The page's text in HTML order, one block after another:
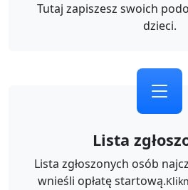
Tutaj zapiszesz swoich
dzieci.
Lista
Lista zgłoszonych osób
wnieśli opłatę startową.